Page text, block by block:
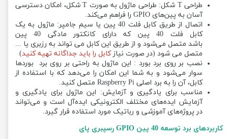
طراحی T شکل: طراحی ماژول به صورت T شکل، امکان دسترسی
آسان به پین‌های GPIO را فراهم می‌کند.
اتصال از طریق کابل فلت 40 پین یا سیم جامپر: ماژول به یک
کابل فلت 40 پین که دارای کانکتور مادگی 40 پین
باشد متصل می‌شود و از طریق این کابل می تواند به رزبری یا ...
متصل می شود (در صورت نیازکابل را باید جداگانه تهیه کنید)
نصب بر روی برد بورد : این ماژول به راحتی بر روی برد بوردها
سوار می‌شود و به شما این امکان را می‌دهد که با استفاده از
کابل، آن را به برد اصلی Raspberry Pi متصل کنید.
مناسب برای یادگیری و آزمایش: این ماژول برای یادگیری و
آزمایش ایده‌های مختلف الکترونیکی ایده‌آل است و می‌تواند
در پروژه‌های آموزشی و رباتیک مورد استفاده قرار گیرد.
کاربردهای برد توسعه 40 پین GPIO رسپبری پای